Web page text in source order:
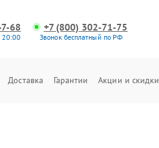
68
20:00
+7 (800) 302-71-75
Звонок бесплатный по РФ
Доставка Гарантии Акции и скидки